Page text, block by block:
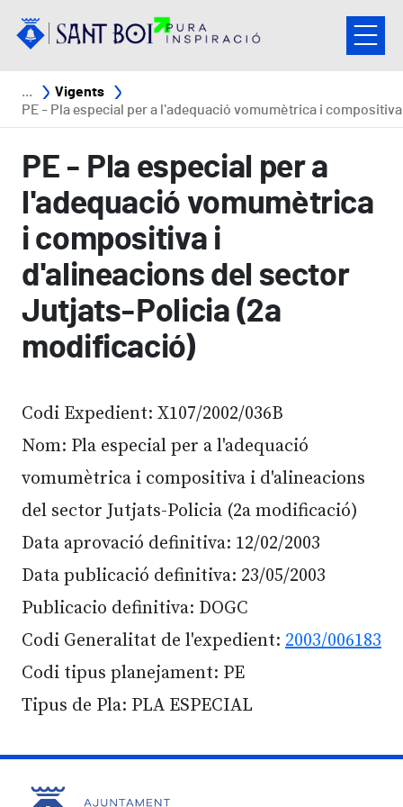
Fil d'ariadna
Vigents
PE - Pla especial per a l'adequació vomumètrica i compositiva i d'alineacions del sector Jutjats-Policia (2a
PE - Pla especial per a
l'adequació vomumètrica
i compositiva i
d'alineacions del sector
Jutjats-Policia (2a
modificació)
Codi Expedient: X107/2002/036B
Nom: Pla especial per a l'adequació
vomumètrica i compositiva i d'alineacions
del sector Jutjats-Policia (2a modificació)
Data aprovació definitiva: 12/02/2003
Data publicació definitiva: 23/05/2003
Publicacio definitiva: DOGC
Codi Generalitat de l'expedient: 2003/006183
Codi tipus planejament: PE
Tipus de Pla: PLA ESPECIAL